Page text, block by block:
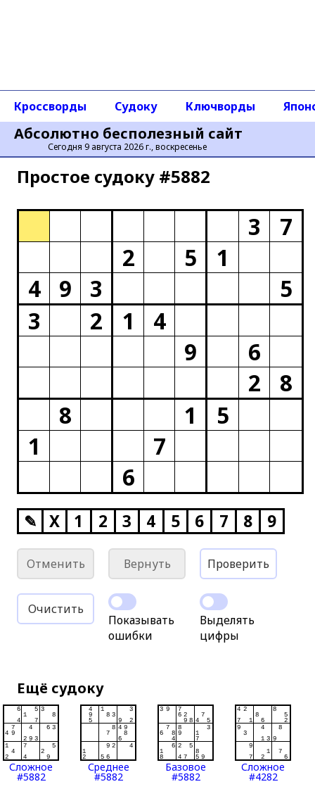
Абсолютно бесполезный сайт
Сегодня 9 августа 2026 г., воскресенье
Кроссворды Судоку Ключворды
Простое cудоку #5882
3
7
2
5
1
4
9 3
5
3
2 1
4
9
6
2
8
8
1
5
1
7
6
✎ X 1 2 3 4 5 6 7 8 9
Отменить Вернуть Проверить
Очистить
Показывать
ошибки
Выделять
цифры
Ещё судоку
Сложное
#5882
Среднее
#5882
Базовое
#5882
Сложное
#4282